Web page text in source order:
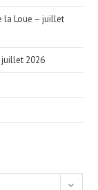
la Loue – juillet
juillet 2026